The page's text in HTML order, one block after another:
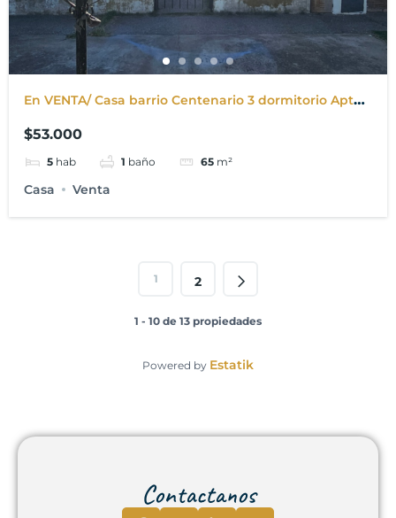
En VENTA/ Casa barrio Centenario 3 dormitorio Apta
$53.000
5 hab 1 baño 65 m²
Casa Venta
1 2
1 - 10 de 13 propiedades
Powered by Estatik
Contactanos